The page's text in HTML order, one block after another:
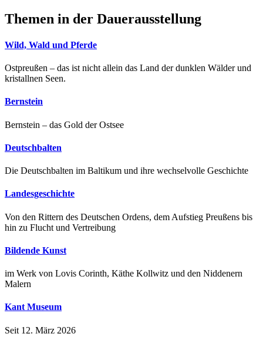
Themen in der Dauerausstellung
Wild, Wald und Pferde
Ostpreußen – das ist nicht allein das Land der dunklen Wälder und
kristallnen Seen.
Bernstein
Bernstein – das Gold der Ostsee
Deutschbalten
Die Deutschbalten im Baltikum und ihre wechselvolle Geschichte
Landesgeschichte
Von den Rittern des Deutschen Ordens, dem Aufstieg Preußens bis
hin zu Flucht und Vertreibung
Bildende Kunst
im Werk von Lovis Corinth, Käthe Kollwitz und den Niddenern
Malern
Kant Museum
Seit 12. März 2026